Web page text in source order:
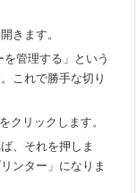
きます。
管理する」という
これで勝手な切り
クリックします。
、それを押しま
ンター」になりま